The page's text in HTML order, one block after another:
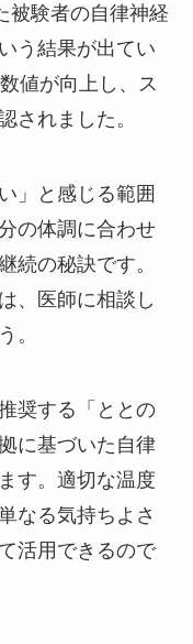
被験者の自律神経
う結果が出てい
値が向上し、ス
されました。
」と感じる範囲
の体調に合わせ
続の秘訣です。
、医師に相談し
。
奨する「ととの
に基づいた自律
す。適切な温度
なる気持ちよさ
活用できるので